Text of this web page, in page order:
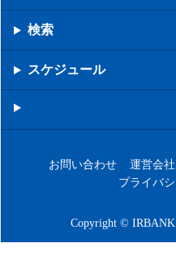
検索
スケジュール
お問い合わせ 運営会
プライバ
Copyright © IRBANK